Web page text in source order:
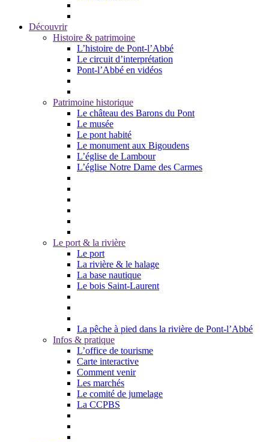
Découvrir
Histoire & patrimoine
L’histoire de Pont-l’Abbé
Le circuit d’interprétation
Pont-l’Abbé en vidéos
Patrimoine historique
Le château des Barons du Pont
Le musée
Le pont habité
Le monument aux Bigoudens
L’église de Lambour
L’église Notre Dame des Carmes
Le port & la rivière
Le port
La rivière & le halage
La base nautique
Le bois Saint-Laurent
La pêche à pied dans la rivière de Pont-l’Abbé
Infos & pratique
L’office de tourisme
Carte interactive
Comment venir
Les marchés
Le comité de jumelage
La CCPBS